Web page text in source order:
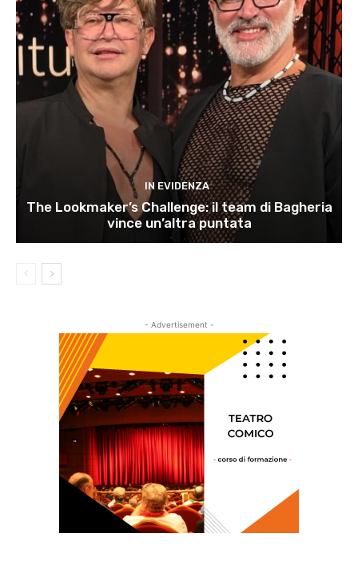
IN EVIDENZA
The Lookmaker’s Challenge: il team di Bagheria
vince un’altra puntata
- Advertisement -